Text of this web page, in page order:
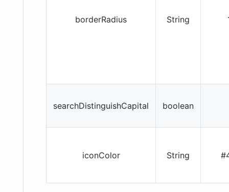
borderRadius String
searchDistinguishCapital boolean
iconColor String